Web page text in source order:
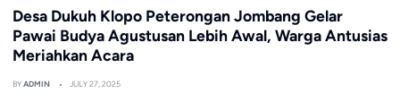
Desa Dukuh Klopo Peterongan Jombang Gelar
Pawai Budya Agustusan Lebih Awal, Warga Antusias
Meriahkan Acara
BYADMIN JULY 27, 2025